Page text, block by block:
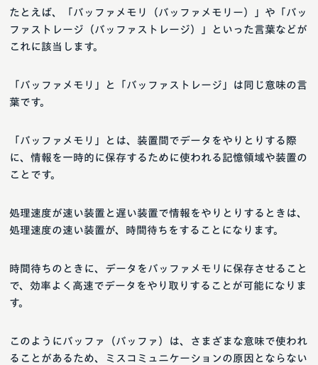
たとえば、「バッファメモリ（バッファメモリー）」や「バッ
ファストレージ（バッファストレージ）」といった言葉などが
これに該当します。
「バッファメモリ」と「バッファストレージ」は同じ意味の言
葉です。
「バッファメモリ」とは、装置間でデータをやりとりする際
に、情報を一時的に保存するために使われる記憶領域や装置の
ことです。
処理速度が速い装置と遅い装置で情報をやりとりするときは、
処理速度の速い装置が、時間待ちをすることになります。
時間待ちのときに、データをバッファメモリに保存させること
で、効率よく高速でデータをやり取りすることが可能になりま
す。
このようにバッファ（バッファ）は、さまざまな意味で使われ
ることがあるため、ミスコミュニケーションの原因とならない